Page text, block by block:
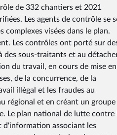
de 332 chantiers et 2021
Les agents de contrôle se
visées dans le plan.
Les contrôles ont porté sur
des sous-traitants et au
du travail, en cours de mise en
de la concurrence, de la
illégal et les fraudes au
régional et en créant un groupe
Le plan national de lutte contre
d'information associant les